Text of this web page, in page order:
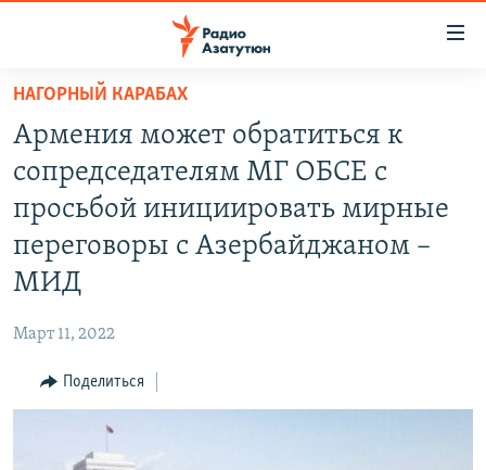
Перейти
основному
содержанию
Перейти
основной
навигации
Перейти
НОВОСТИ
ПОЛИТИКА
ЭКОНОМИКА
НАГОРНЫЙ КАРАБАХ
КУЛЬТУРА
НАГОРНЫЙ КАРАБАХ
Армения может обратиться к
сопредседателям МГ ОБСЕ с
просьбой инициировать мирные
переговоры с Азербайджаном –
МИД
Март 11, 2022
Поделиться